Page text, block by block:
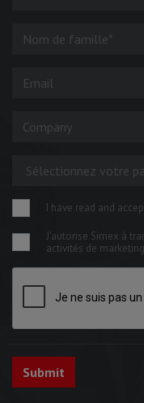
I have read and
J'autorise Simex à
activités de